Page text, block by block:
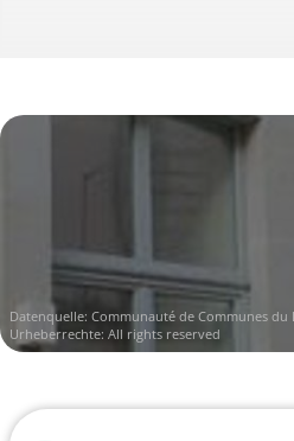
Datenquelle: Communauté de Communes du
Urheberrechte: All rights reserved